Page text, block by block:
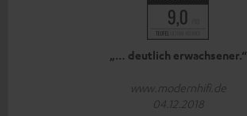
„… deutlich erwachsener.“
www.modernhifi.de
04.12.2018